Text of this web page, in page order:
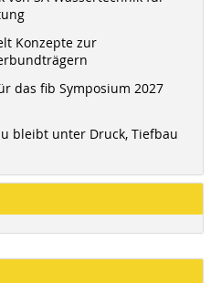
Konzepte zur
das fib Symposium 2027
bleibt unter Druck, Tiefbau